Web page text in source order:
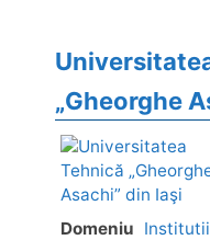
„Gheorghe
Domeniu